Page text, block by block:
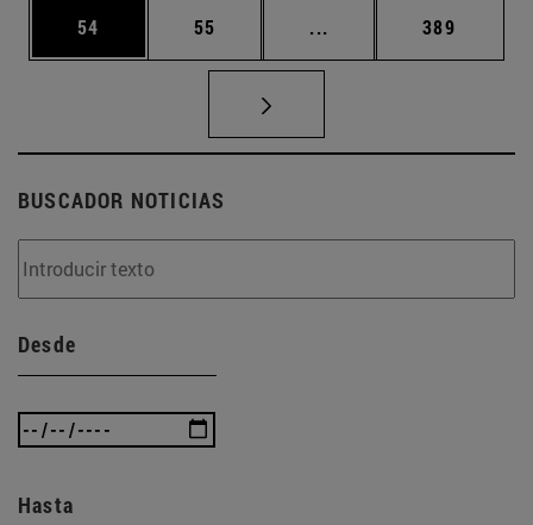
Página
54 Página
55 ... Páginas intermedias
Página
389
BUSCADOR NOTICIAS
Desde
Hasta